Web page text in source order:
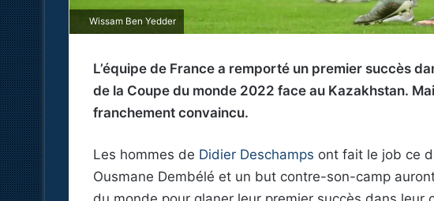
Wissam Ben Yedder
L’équipe de France a remporté un premier succès
de la Coupe du monde 2022 face au Kazakhstan.
franchement convaincu.
Les hommes de Didier Deschamps ont fait le job ce
Ousmane Dembélé et un but contre-son-camp